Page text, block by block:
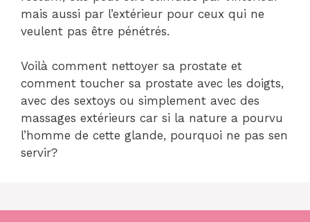
mais aussi par l’extérieur pour ceux qui ne
veulent pas être pénétrés.
Voilà comment nettoyer sa prostate et
comment toucher sa prostate avec les doigts,
avec des sextoys ou simplement avec des
massages extérieurs car si la nature a pourvu
l’homme de cette glande, pourquoi ne pas sen
servir?